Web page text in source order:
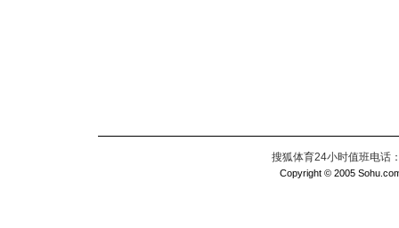
搜狐体育24小时值班电话
Copyright © 2005